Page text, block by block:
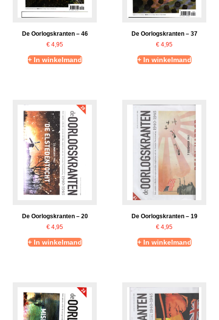
De Oorlogskranten – 46
€ 4,95
+ In winkelmand
De Oorlogskranten – 37
€ 4,95
+ In winkelmand
De Oorlogskranten – 20
€ 4,95
+ In winkelmand
De Oorlogskranten – 19
€ 4,95
+ In winkelmand